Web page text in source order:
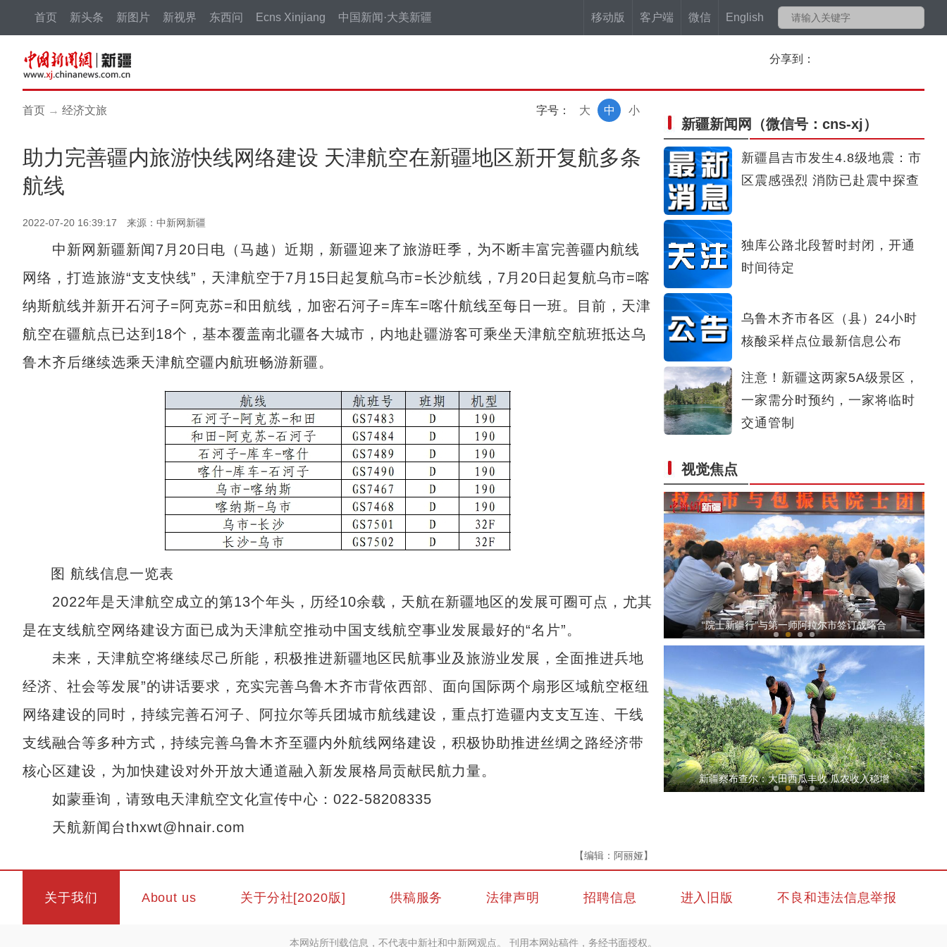
移动版 客户端 微信 English
首页 新头条 新图片 新视界 东西问 Ecns Xinjiang 中国新闻·大美新疆
分享到：
首页 → 经济文旅 字号： 小
中
大
助力完善疆内旅游快线网络建设 天津航空在新疆地区新开复航多条
航线
2022-07-20 16:39:17 来源：中新网新疆
中新网新疆新闻7月20日电（马越）近期，新疆迎来了旅游旺季，为不断丰富完善疆内航线
网络，打造旅游“支支快线”，天津航空于7月15日起复航乌市=长沙航线，7月20日起复航乌市=喀
纳斯航线并新开石河子=阿克苏=和田航线，加密石河子=库车=喀什航线至每日一班。目前，天津
航空在疆航点已达到18个，基本覆盖南北疆各大城市，内地赴疆游客可乘坐天津航空航班抵达乌
鲁木齐后继续选乘天津航空疆内航班畅游新疆。
图 航线信息一览表
2022年是天津航空成立的第13个年头，历经10余载，天航在新疆地区的发展可圈可点，尤其
是在支线航空网络建设方面已成为天津航空推动中国支线航空事业发展最好的“名片”。
未来，天津航空将继续尽己所能，积极推进新疆地区民航事业及旅游业发展，全面推进兵地
经济、社会等发展”的讲话要求，充实完善乌鲁木齐市背依西部、面向国际两个扇形区域航空枢纽
网络建设的同时，持续完善石河子、阿拉尔等兵团城市航线建设，重点打造疆内支支互连、干线
支线融合等多种方式，持续完善乌鲁木齐至疆内外航线网络建设，积极协助推进丝绸之路经济带
核心区建设，为加快建设对外开放大通道融入新发展格局贡献民航力量。
如蒙垂询，请致电天津航空文化宣传中心：022-58208335
天航新闻台thxwt@hnair.com
【编辑：阿丽娅】
新疆新闻网 （微信号：cns-xj）
新疆昌吉市发生4.8级地震：市
区震感强烈 消防已赴震中探查
独库公路北段暂时封闭，开通
时间待定
乌鲁木齐市各区（县）24小时
核酸采样点位最新信息公布
注意！新疆这两家5A级景区，
一家需分时预约，一家将临时
交通管制
视觉焦点
打卡新疆和田夜市 人均50元能吃到什么？
中国工程院副院长邓秀新院士调研指导第一师
“院士新疆行”与第一师阿拉尔市签订战略合
多位院士成员赴第一师阿拉尔市为农业课题“
新疆察布查尔：大田西瓜丰收 瓜农收入稳增
关于我们 About us 关于分社[2020版] 供稿服务 法律声明 招聘信息 进入旧版 不良和违法信息举报
本网站所刊载信息，不代表中新社和中新网观点。 刊用本网站稿件，务经书面授权。